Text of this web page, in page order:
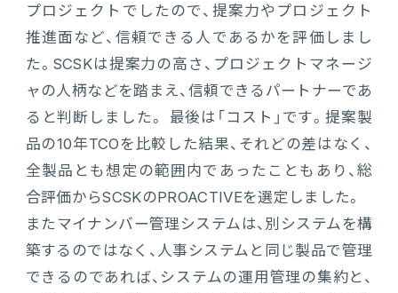
プロジェクトでしたので、提案力やプロジェクト
推進面など、信頼できる人であるかを評価しまし
た。SCSKは提案力の高さ、プロジェクトマネージ
ャの人柄などを踏まえ、信頼できるパートナーであ
ると判断しました。 最後は「コスト」です。提案製
品の10年TCOを比較した結果、それどの差はなく、
全製品とも想定の範囲内であったこともあり、総
合評価からSCSKのPROACTIVEを選定しました。
またマイナンバー管理システムは、別システムを構
築するのではなく、人事システムと同じ製品で管理
できるのであれば、システムの運用管理の集約と、